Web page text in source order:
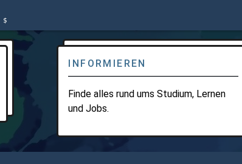
$
INFORMIEREN
Finde alles rund ums Studium, Lernen
und Jobs.